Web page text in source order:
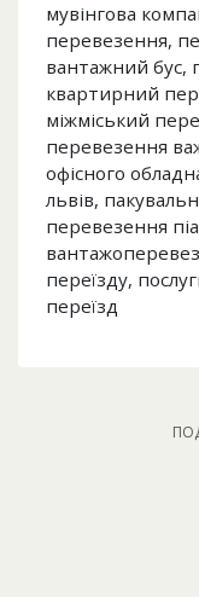
мувінгова
перевезення,
вантажний бус,
квартирний
міжміський
перевезення
офісного
львів,
перевезення
переїзду,
переїзд